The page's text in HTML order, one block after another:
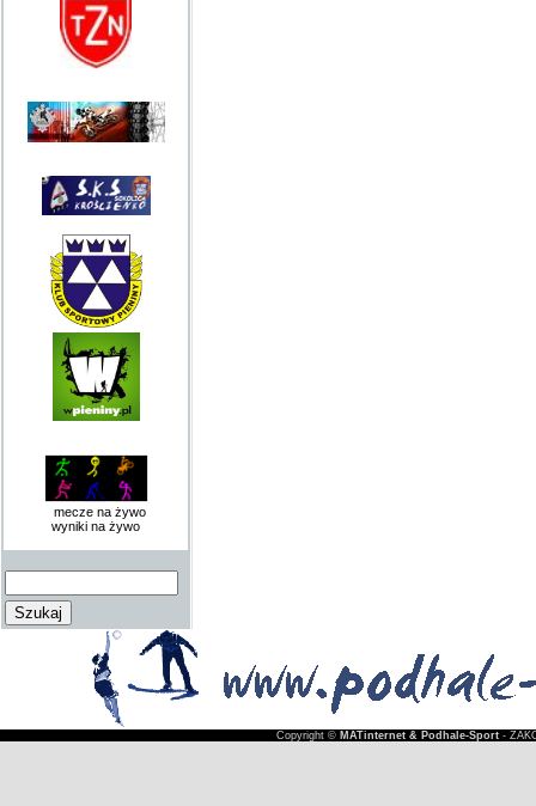
mecze na żywo
wyniki na żywo
Copyright © MATinternet & Podhale-Sport-